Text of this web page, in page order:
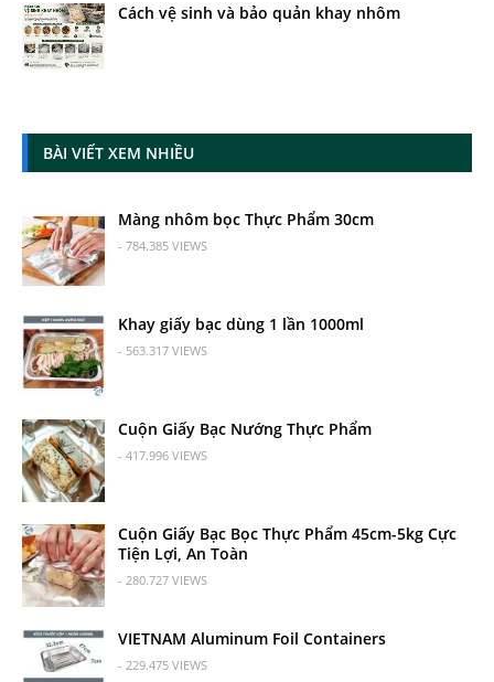
Cách vệ sinh và bảo quản khay nhôm
BÀI VIẾT XEM NHIỀU
Màng nhôm bọc Thực Phẩm 30cm
- 784.385 VIEWS
Khay giấy bạc dùng 1 lần 1000ml
- 563.317 VIEWS
Cuộn Giấy Bạc Nướng Thực Phẩm
- 417.996 VIEWS
Cuộn Giấy Bạc Bọc Thực Phẩm 45cm-5kg Cực
Tiện Lợi, An Toàn
- 280.727 VIEWS
VIETNAM Aluminum Foil Containers
- 229.475 VIEWS